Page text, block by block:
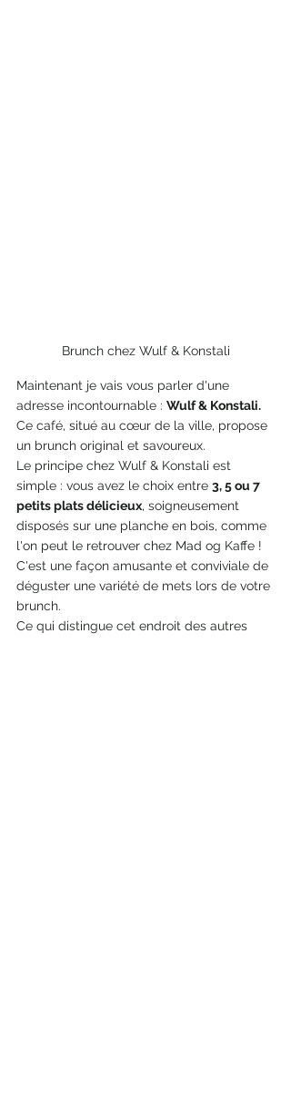
Brunch chez Wulf & Konstali
Maintenant je vais vous parler d'une
adresse incontournable : Wulf & Konstali.
Ce café, situé au cœur de la ville, propose
un brunch original et savoureux.
Le principe chez Wulf & Konstali est
simple : vous avez le choix entre 3, 5 ou 7
petits plats délicieux, soigneusement
disposés sur une planche en bois, comme
l'on peut le retrouver chez Mad og Kaffe !
C'est une façon amusante et conviviale de
déguster une variété de mets lors de votre
brunch.
Ce qui distingue cet endroit des autres